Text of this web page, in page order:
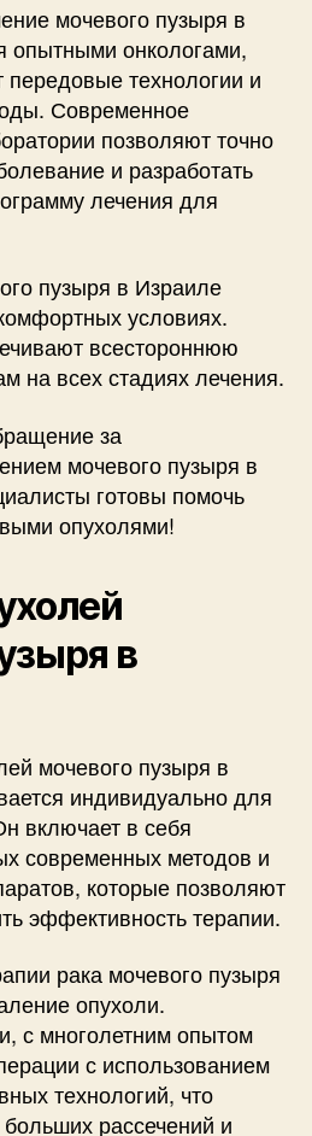
мочевого пузыря в
опытными онкологами,
передовые технологии и
Современное
позволяют точно
и разработать
лечения для
пузыря в Израиле
условиях.
всестороннюю
на всех стадиях лечения.
за
мочевого пузыря в
готовы помочь
опухолями!
в
мочевого пузыря в
индивидуально для
включает в себя
современных методов и
которые позволяют
эффективность терапии.
рака мочевого пузыря
опухоли.
с многолетним опытом
с использованием
технологий, что
рассечений и